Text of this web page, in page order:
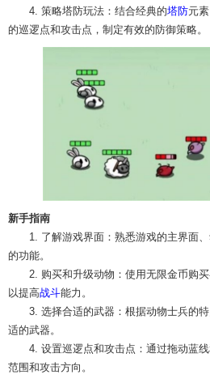
4. 策略塔防玩法：结合经典的塔防元
的巡逻点和攻击点，制定有效的防御策略。
新手指南
1. 了解游戏界面：熟悉游戏的主界面
的功能。
2. 购买和升级动物：使用无限金币购
以提高战斗能力。
3. 选择合适的武器：根据动物士兵的
适的武器。
4. 设置巡逻点和攻击点：通过拖动蓝
范围和攻击方向。